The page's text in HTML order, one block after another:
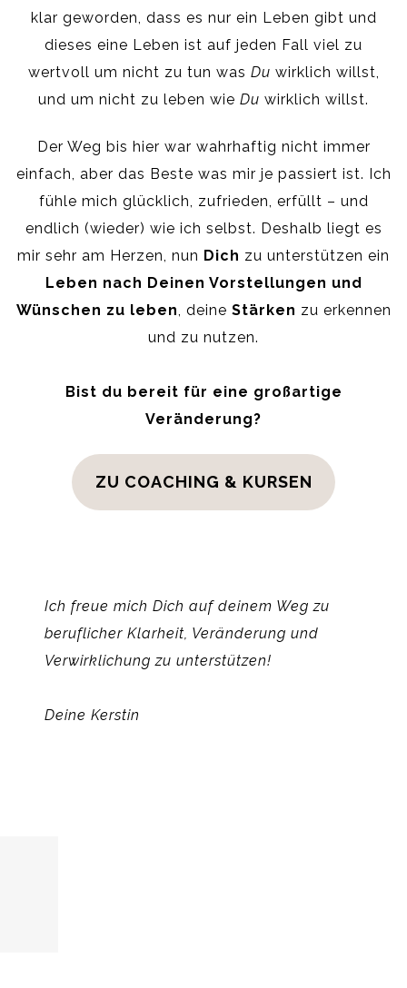
klar geworden, dass es nur ein Leben gibt und
dieses eine Leben ist auf jeden Fall viel zu
wertvoll um nicht zu tun was Du wirklich willst,
und um nicht zu leben wie Du wirklich willst.
Der Weg bis hier war wahrhaftig nicht immer
einfach, aber das Beste was mir je passiert ist. Ich
fühle mich glücklich, zufrieden, erfüllt – und
endlich (wieder) wie ich selbst. Deshalb liegt es
mir sehr am Herzen, nun Dich zu unterstützen ein
Leben nach Deinen Vorstellungen und
Wünschen zu leben, deine Stärken zu erkennen
und zu nutzen.
Bist du bereit für eine großartige
Veränderung?
ZU COACHING & KURSEN
Ich freue mich Dich auf deinem Weg zu
beruflicher Klarheit, Veränderung und
Verwirklichung zu unterstützen!
Deine Kerstin